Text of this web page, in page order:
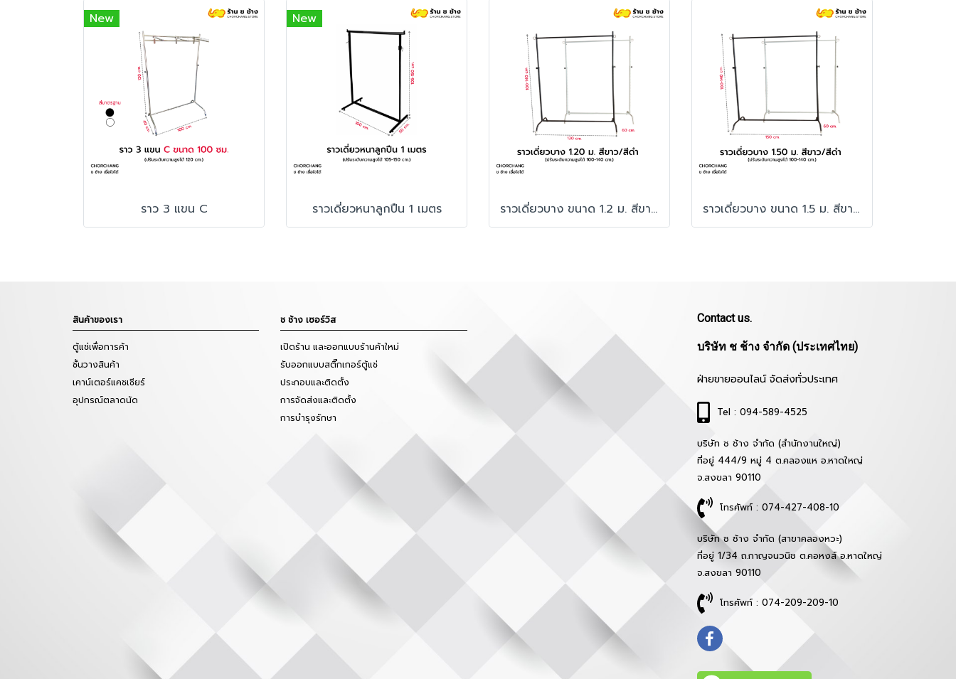
New
ราว 3 แขน C
New
ราวเดี่ยวหนาลูกปืน 1 เมตร ราวเดี่ยวบาง ขนาด 1.2 ม. สีขาว/สีดำ ราวเดี่ยวบาง ขนาด 1.5 ม. สีขาว/สีดำ
สินค้าของเรา
ตู้แช่เพื่อการค้า
ชั้นวางสินค้า
เคาน์เตอร์แคชเชียร์
อุปกรณ์ตลาดนัด
ช ช้าง เซอร์วิส
เปิดร้าน และออกแบบร้านค้าใหม่
รับออกแบบสติ๊กเกอร์ตู้แช่
ประกอบและติดตั้ง
การจัดส่งและติดตั้ง
การบำรุงรักษา
Contact us.
บริษัท ช ช้าง จำกัด (ประเทศไทย)
ฝ่ายขายออนไลน์ จัดส่งทั่วประเทศ
Tel : 094-589-4525
บริษัท ช ช้าง จำกัด (สำนักงานใหญ่)
ที่อยู่ 444/9 หมู่ 4 ต.คลองแห อ.หาดใหญ่
จ.สงขลา 90110
โทรศัพท์ : 074-427-408-10
บริษัท ช ช้าง จำกัด (สาขาคลองหวะ)
ที่อยู่ 1/34 ถ.กาญจนวนิช ต.คอหงส์ อ.หาดใหญ่
จ.สงขลา 90110
โทรศัพท์ : 074-209-209-10